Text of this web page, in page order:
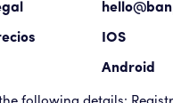
IOS
Android